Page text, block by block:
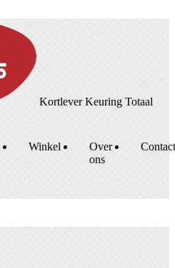
Kortlever Keuring Totaal
Winkel
Over
ons
Contact